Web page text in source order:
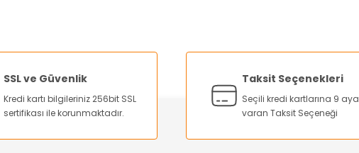
SSL ve Güvenlik
Kredi kartı bilgileriniz 256bit SSL
sertifikası ile korunmaktadır.
Taksit Seçenekleri
Seçili kredi kartlarına 9 aya
varan Taksit Seçeneği